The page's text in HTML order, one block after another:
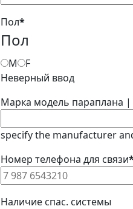
Пол*
Пол
M
F
Неверный ввод
Марка модель параплана
specify the manufacturer
Номер телефона для связи
Наличие спас. системы